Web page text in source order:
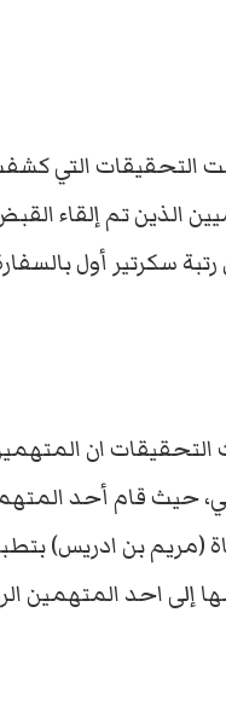
التحقيقات التي
الذين تم إلقاء
سكرتير أول
ان
حيث قام أحد
(مريم بن ادريس)
إلى احد المتهمين